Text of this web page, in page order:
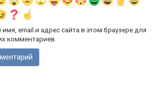
email и адрес сайта в этом браузере для
комментариев.